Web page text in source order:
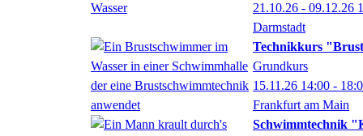
21.10.26 - 09.12.26
Darmstadt
Technikkurs
Grundkurs
15.11.26 14:00 -
Frankfurt am Main
Schwimmtechnik